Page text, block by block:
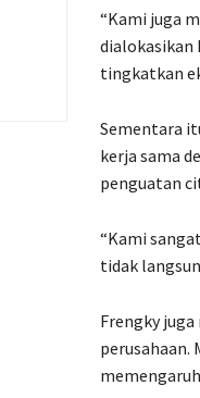
“Kami juga
dialokasikan
tingkatkan
Sementara
kerja sama
penguatan
“Kami
tidak
Frengky